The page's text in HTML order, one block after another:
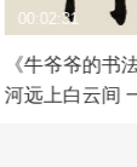
《牛爷爷的书
河远上白云间
00:02:31